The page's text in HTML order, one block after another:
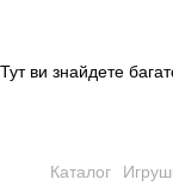
Магазин
Тут ви знайдете
Каталог